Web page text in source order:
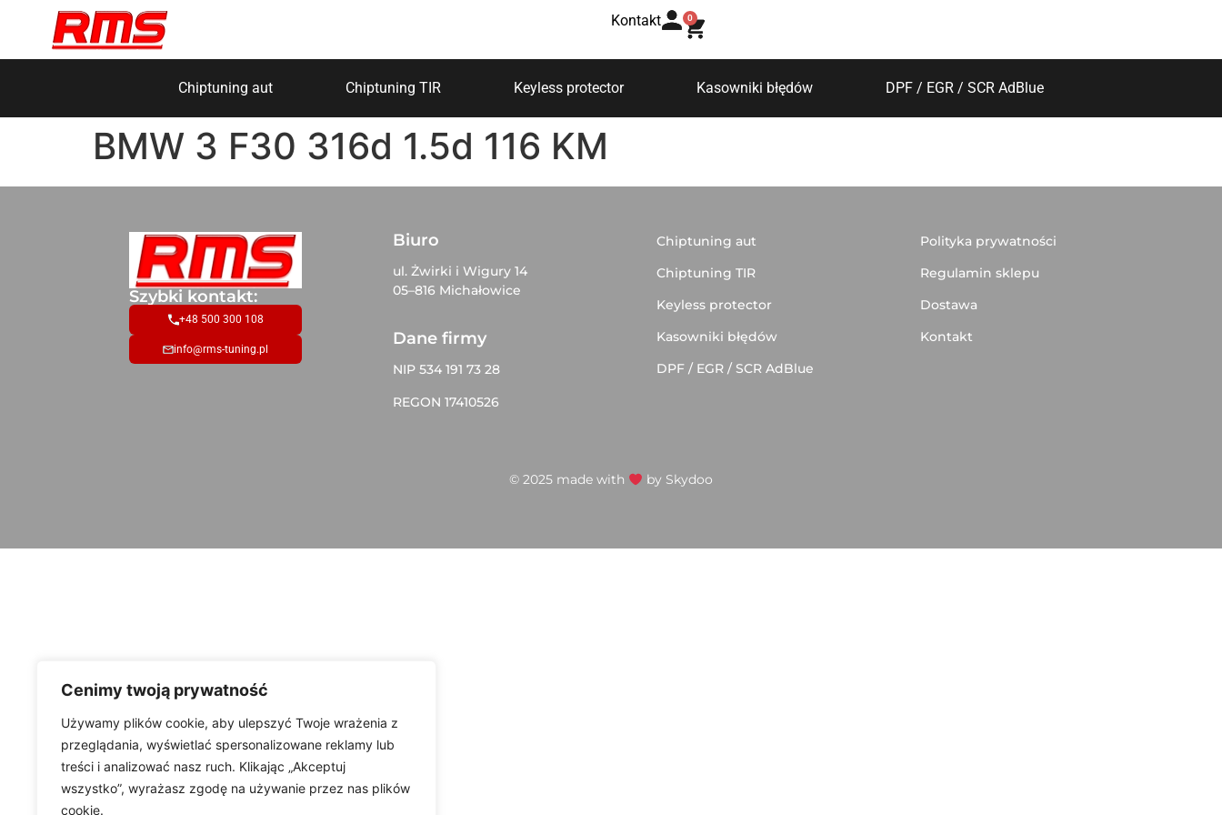
Cenimy twoją prywatność
Używamy plików cookie, aby ulepszyć Twoje wrażenia z
przeglądania, wyświetlać spersonalizowane reklamy lub
treści i analizować nasz ruch. Klikając „Akceptuj
wszystko”, wyrażasz zgodę na używanie przez nas plików
cookie.
Kontakt 0
Chiptuning aut Chiptuning TIR Keyless protector Kasowniki błędów DPF / EGR / SCR AdBlue
BMW 3 F30 316d 1.5d 116 KM
Szybki kontakt:
+48 500 300 108
info@rms-tuning.pl
Biuro
ul. Żwirki i Wigury 14
05–816 Michałowice
Dane firmy
NIP 534 191 73 28
REGON 17410526
Chiptuning aut
Chiptuning TIR
Keyless protector
Kasowniki błędów
DPF / EGR / SCR AdBlue
Polityka prywatności
Regulamin sklepu
Dostawa
Kontakt
© 2025 made with by Skydoo